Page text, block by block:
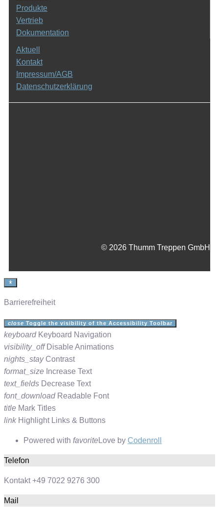
Produkte
Vertrieb
Dokumentation
Aktuell
Kontakt
Impressum/AGB
Datenschutzerklärung
© 2026 Thumm Treppen GmbH
Barrierefreiheit
close Toggle the visibility of the Accessibility Toolbar
keyboard Keyboard Navigation
visibility_off Disable Animations
nights_stay Contrast
format_size Increase Text
text_fields Decrease Text
font_download Readable Font
title Mark Titles
link Highlight Links & Buttons
Powered with favoriteLove by Codenroll
Telefon
Kontakt +49 7022 9276 300
Mail